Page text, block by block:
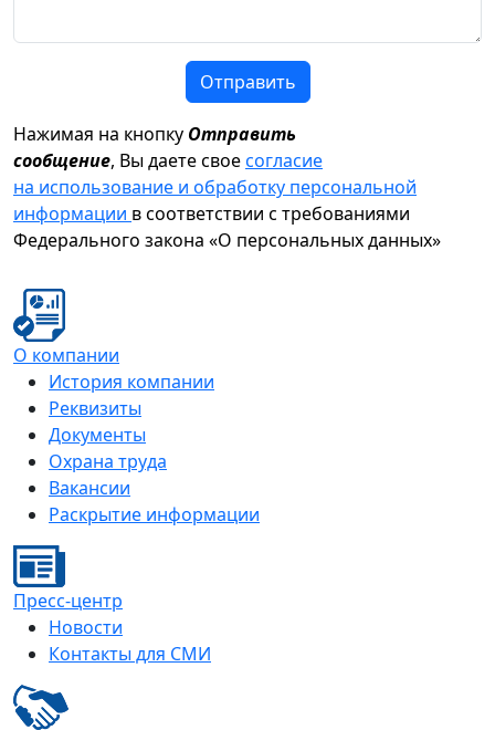
Отправить
Нажимая на кнопку Отправить
сообщение, Вы даете своесогласие
на использование и обработку персональной
информации в соответствии с требованиями
Федерального закона «О персональных данных»
О компании
История компании
Реквизиты
Документы
Охрана труда
Вакансии
Раскрытие информации
Пресс-центр
Новости
Контакты для СМИ